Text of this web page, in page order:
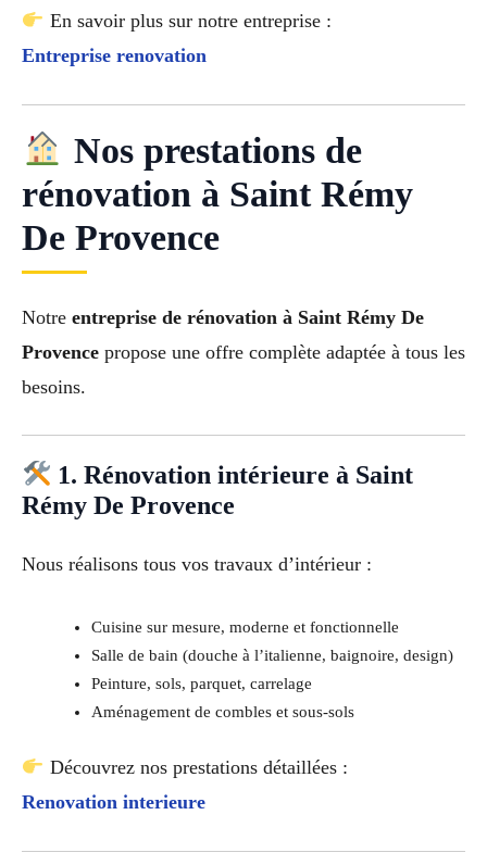
En savoir plus sur notre entreprise :
Entreprise renovation
Nos prestations de
rénovation à Saint Rémy
De Provence
Notre entreprise de rénovation à Saint Rémy De
Provence propose une offre complète adaptée à tous les
besoins.
1. Rénovation intérieure à Saint
Rémy De Provence
Nous réalisons tous vos travaux d’intérieur :
Cuisine sur mesure, moderne et fonctionnelle
Salle de bain (douche à l’italienne, baignoire, design)
Peinture, sols, parquet, carrelage
Aménagement de combles et sous-sols
Découvrez nos prestations détaillées :
Renovation interieure